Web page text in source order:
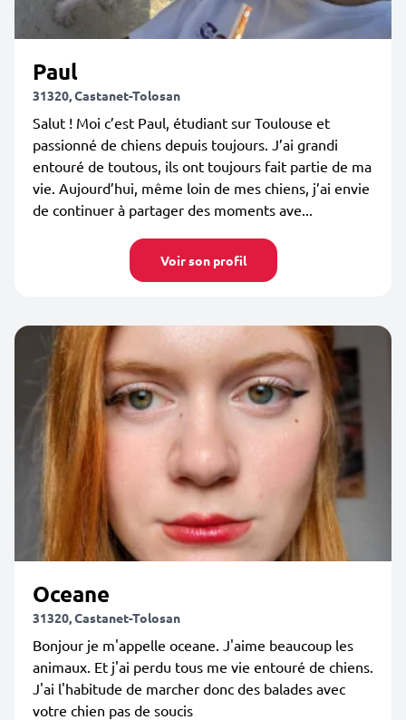
Paul
31320, Castanet-Tolosan
Salut ! Moi c’est Paul, étudiant sur Toulouse et
passionné de chiens depuis toujours. J’ai grandi
entouré de toutous, ils ont toujours fait partie de ma
vie. Aujourd’hui, même loin de mes chiens, j’ai envie
de continuer à partager des moments ave...
Voir son profil
Oceane
31320, Castanet-Tolosan
Bonjour je m'appelle oceane. J'aime beaucoup les
animaux. Et j'ai perdu tous me vie entouré de chiens.
J'ai l'habitude de marcher donc des balades avec
votre chien pas de soucis